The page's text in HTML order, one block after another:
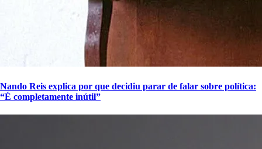
Nando Reis explica por que decidiu parar de falar sobre política:
“É completamente inútil”